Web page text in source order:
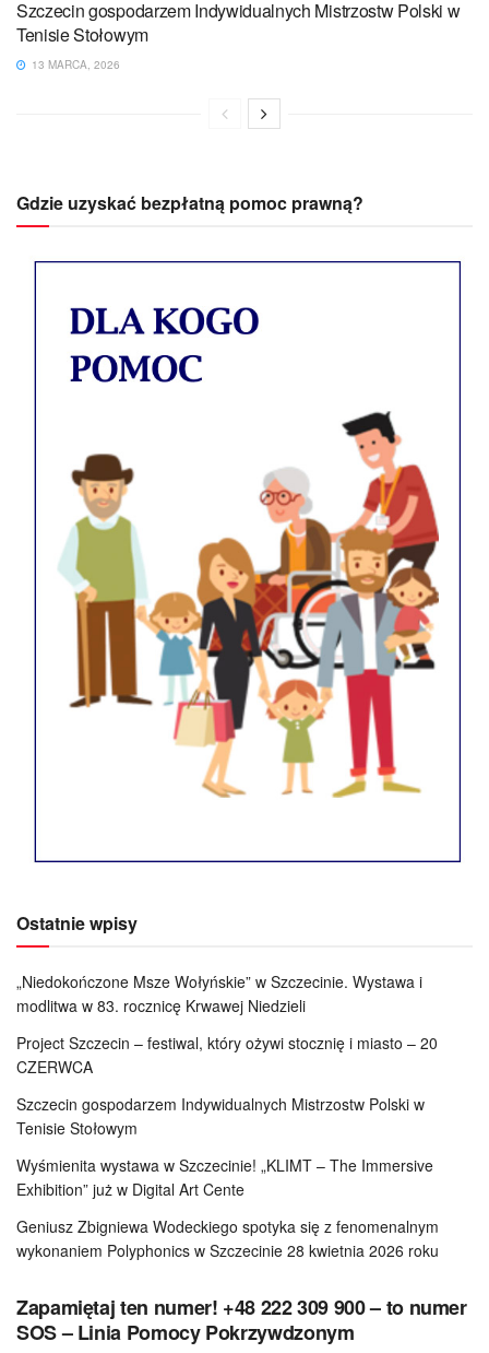
Szczecin gospodarzem Indywidualnych Mistrzostw Polski w
Tenisie Stołowym
13 MARCA, 2026
Gdzie uzyskać bezpłatną pomoc prawną?
Ostatnie wpisy
„Niedokończone Msze Wołyńskie” w Szczecinie. Wystawa i
modlitwa w 83. rocznicę Krwawej Niedzieli
Project Szczecin – festiwal, który ożywi stocznię i miasto – 20
CZERWCA
Szczecin gospodarzem Indywidualnych Mistrzostw Polski w
Tenisie Stołowym
Wyśmienita wystawa w Szczecinie! „KLIMT – The Immersive
Exhibition” już w Digital Art Cente
Geniusz Zbigniewa Wodeckiego spotyka się z fenomenalnym
wykonaniem Polyphonics w Szczecinie 28 kwietnia 2026 roku
Zapamiętaj ten numer! +48 222 309 900 – to numer
SOS – Linia Pomocy Pokrzywdzonym